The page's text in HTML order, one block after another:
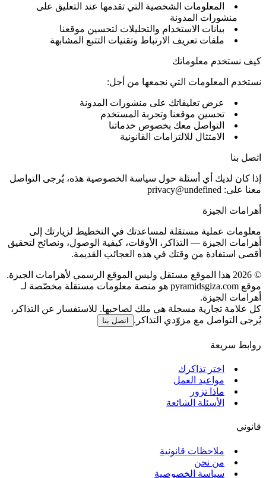
المعلومات الشخصية التي تقدمها عند التعليق على
منشورات المدونة
بيانات الاستخدام والتحليلات لتحسين موقعنا
ملفات تعريف الارتباط وتقنيات التتبع المشابهة
كيف نستخدم معلوماتك
نستخدم المعلومات التي نجمعها من أجل:
عرض تعليقاتك على منشورات المدونة
تحسين موقعنا وتجربة المستخدم
التواصل معك بخصوص خدماتنا
الامتثال للالتزامات القانونية
اتصل بنا
إذا كان لديك أي أسئلة حول سياسة الخصوصية هذه، يُرجى التواصل
معنا على: privacy@undefined
أهرامات الجيزة
معلومات عملية مستقلة لمساعدتك في التخطيط لزيارتك إلى
أهرامات الجيزة — التذاكر، الأوقات، كيفية الوصول، ونصائح لتحقيق
أقصى استفادة من وقتك في هذه العجائب القديمة.
©
2026 هذا الموقع مستقل وليس الموقع الرسمي لأهرامات الجيزة.
موقع pyramidsgiza.com هو منصة معلومات مستقلة مخصّصة لـ
أهرامات الجيزة.
كل علامة تجارية مسجلة هي ملك لصاحبها. للاستفسار عن التذاكر،
يُرجى التواصل مع مزوّدي التذاكر.
اتصل بنا
روابط سريعة
اختر تذاكرك
مواعيد العمل
ماذا تزور
الأسئلة الشائعة
قانوني
ملاحظات قانونية
من نحن
سياسة الخصوصية